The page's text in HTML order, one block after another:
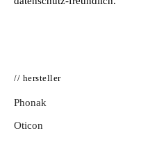
// hersteller
Phonak
Oticon